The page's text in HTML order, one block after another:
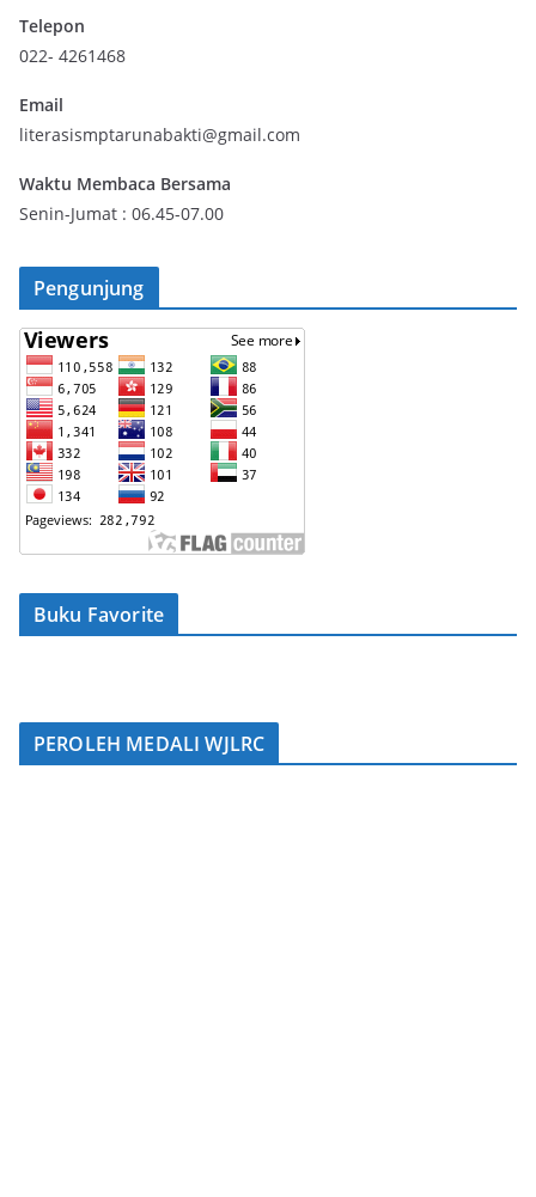
Telepon
022- 4261468
Email
literasismptarunabakti@gmail.com
Waktu Membaca Bersama
Senin-Jumat : 06.45-07.00
Pengunjung
Buku Favorite
PEROLEH MEDALI WJLRC